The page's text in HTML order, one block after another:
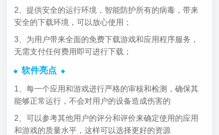
2、提供安全的运行环境，智能防护所有的病毒，带来
安全的下载环境，可以放心使用；
3、为用户带来全面的免费下载游戏和应用程序服务，
无需支付任何费用即可进行下载；
软件亮点
1、每一个应用和游戏进行严格的审核和检测，确保其
能够正常运行，不会对用户的设备造成伤害的
2、可以参考其他用户的评分和评价来确定使用的应用
和游戏的质量水平，这样可以选择更好的资源